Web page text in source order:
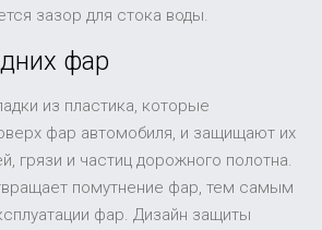
зазор для стока воды.
фар
из пластика, которые
фар автомобиля, и защищают их
грязи и частиц дорожного полотна.
помутнение фар, тем самым
фар. Дизайн защиты